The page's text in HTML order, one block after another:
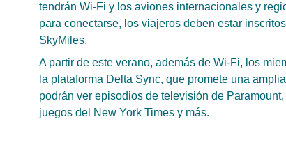
tendrán Wi-Fi y los aviones internacionales y
para conectarse, los viajeros deben estar
SkyMiles.
A partir de este verano, además de Wi-Fi, los
la plataforma Delta Sync, que promete una
podrán ver episodios de televisión de
juegos del New York Times y más.